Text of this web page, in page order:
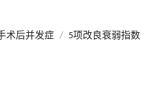
术后并发症 / 5项改良衰弱指数